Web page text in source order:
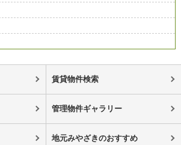
賃貸物件検索
管理物件ギャラリー
地元みやざきのおすすめ